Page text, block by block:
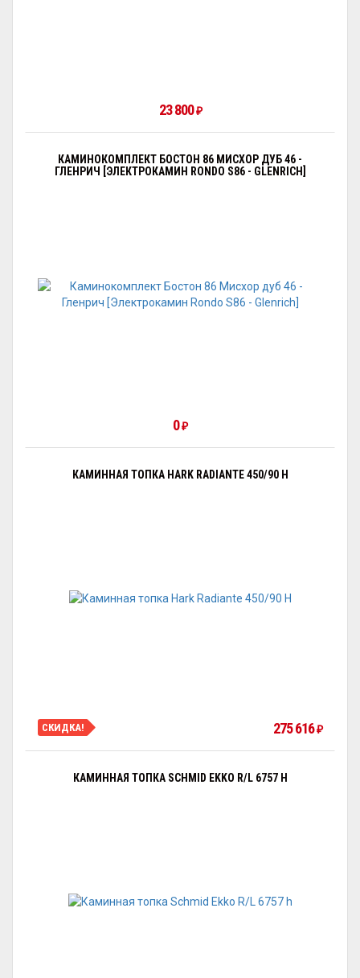
23 800₽
КАМИНОКОМПЛЕКТ БОСТОН 86 МИСХОР ДУБ 46 -
ГЛЕНРИЧ [ЭЛЕКТРОКАМИН RONDO S86 - GLENRICH]
0₽
КАМИННАЯ ТОПКА HARK RADIANTE 450/90 H
СКИДКА! 275 616₽
КАМИННАЯ ТОПКА SCHMID EKKO R/L 6757 H